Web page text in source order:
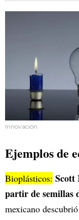
Innovación
Ejemplos de
Bioplásticos: Scott
partir de semillas
mexicano